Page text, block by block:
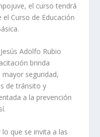
el curso tendrá
Curso de Educación
Adolfo Rubio
brinda
seguridad,
de tránsito y
a la prevención
que se invita a las